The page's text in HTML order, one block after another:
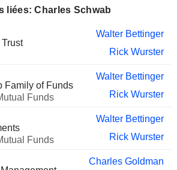
Neesha Hathi
Dennis Howard
Arun Sarin
Ka On Lau
Evelyn Dilsaver
Robert Wilson
liées: Charles Schwab
Walter Bettinger
Rick Wurster
Family of Funds
Funds
Walter Bettinger
Rick Wurster
Funds
Walter Bettinger
Rick Wurster
Charles Goldman